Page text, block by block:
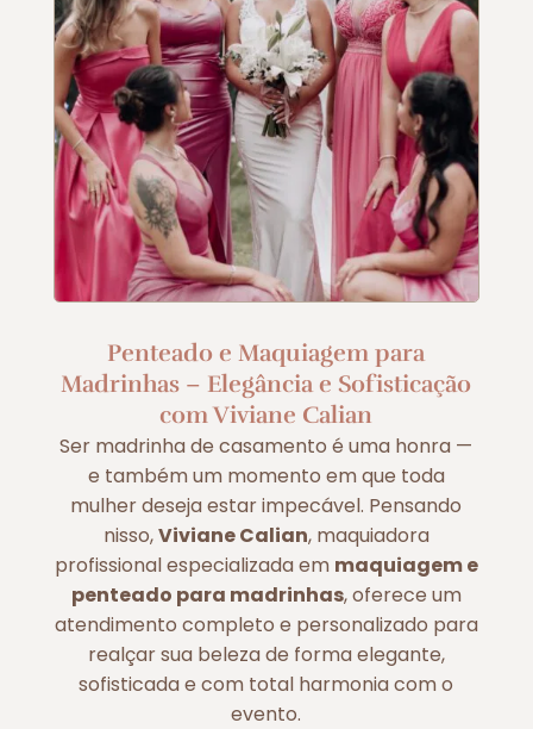
Penteado e Maquiagem para
Madrinhas – Elegância e Sofisticação
com Viviane Calian
Ser madrinha de casamento é uma honra —
e também um momento em que toda
mulher deseja estar impecável. Pensando
nisso,Viviane Calian, maquiadora
profissional especializada em maquiagem e
penteado para madrinhas, oferece um
atendimento completo e personalizado para
realçar sua beleza de forma elegante,
sofisticada e com total harmonia com o
evento.